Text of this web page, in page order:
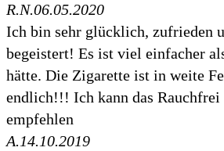
R.N.06.05.2020
Ich bin sehr glücklich, zufrieden
begeistert! Es ist viel einfacher
hätte. Die Zigarette ist in weite
endlich!!! Ich kann das Rauchfrei
empfehlen
A.14.10.2019